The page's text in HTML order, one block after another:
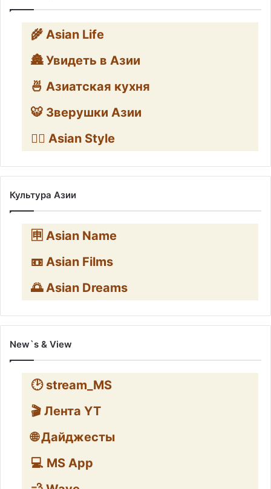
🌾 Asian Life
🏯 Увидеть в Азии
🍜 Азиатская кухня
🐯 Зверушки Азии
🧛‍♂️ Asian Style
Культура Азии
🈸 Asian Name
📼 Asian Films
🌅 Asian Dreams
New`s & View
🕑 stream_MS
🎬 Лента YT
🌐 Дайджесты
💻 MS App